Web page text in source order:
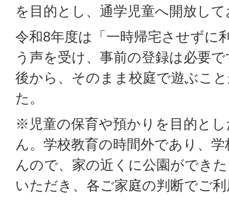
を目的とし、通学児童へ開放し
令和8年度は「一時帰宅させずに
う声を受け、事前の登録は必要
後から、そのまま校庭で遊ぶこ
た。
※児童の保育や預かりを目的と
ん。学校教育の時間外であり、
んので、家の近くに公園ができ
いただき、各ご家庭の判断でご